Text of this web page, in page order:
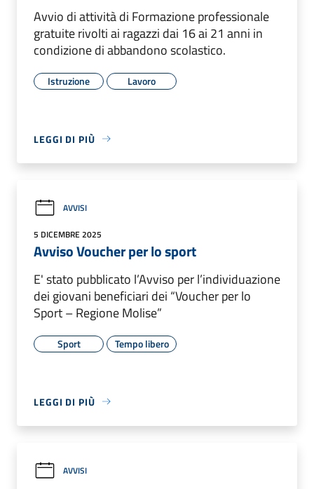
Avvio di attività di Formazione professionale
gratuite rivolti ai ragazzi dai 16 ai 21 anni in
condizione di abbandono scolastico.
Istruzione Lavoro
LEGGI DI PIÙ
AVVISI
5 DICEMBRE 2025
Avviso Voucher per lo sport
E' stato pubblicato l’Avviso per l’individuazione
dei giovani beneficiari dei “Voucher per lo
Sport – Regione Molise”
Sport Tempo libero
LEGGI DI PIÙ
AVVISI